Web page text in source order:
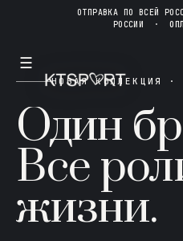
ОТПРАВКА ПО ВСЕЙ
РОССИИ ·
☰
НОВАЯ КОЛЛЕКЦИЯ ·
Один
Все
жизни.